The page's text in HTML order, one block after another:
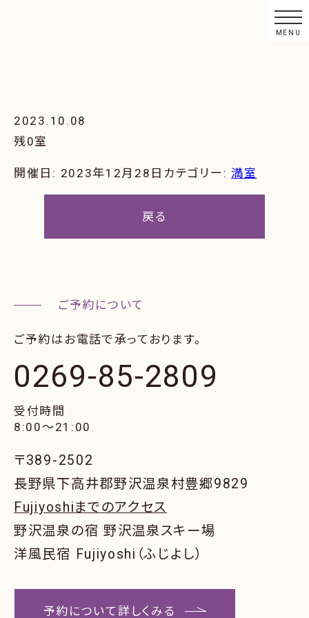
2023.10.08
残0室
開催日: 2023年12月28日 カテゴリー:満室
戻る
ご予約はお電話で承っております。
0269-85-2809
受付時間
8:00〜21:00
〒389-2502
長野県下高井郡野沢温泉村豊郷9829
Fujiyoshiまでのアクセス
野沢温泉の宿 野沢温泉スキー場
洋風民宿 Fujiyoshi（ふじよし）
予約について詳しくみる